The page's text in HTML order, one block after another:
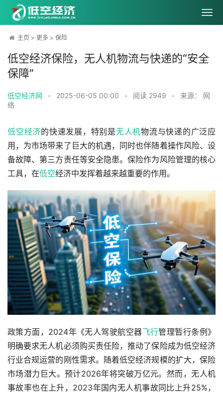
主页 > 更多 > 保险
低空经济保险，无人机物流与快递的“安全
保障”
低空经济网 • 2025-06-05 00:00 • 阅读 2949 •
来源： 网
络
低空经济的快速发展，特别是无人机物流与快递的广泛应
用，为市场带来了巨大的机遇，同时也伴随着操作风险、设
备故障、第三方责任等安全隐患。保险作为风险管理的核心
工具，在低空经济中发挥着越来越重要的作用。
政策方面，2024年《无人驾驶航空器飞行管理暂行条例》
明确要求无人机必须购买责任险，推动了保险成为低空经济
行业合规运营的刚性需求。随着低空经济规模的扩大，保险
市场潜力巨大。预计2026年将突破万亿元。然而，无人机
事故率也在上升，2023年国内无人机事故同比上升25%，